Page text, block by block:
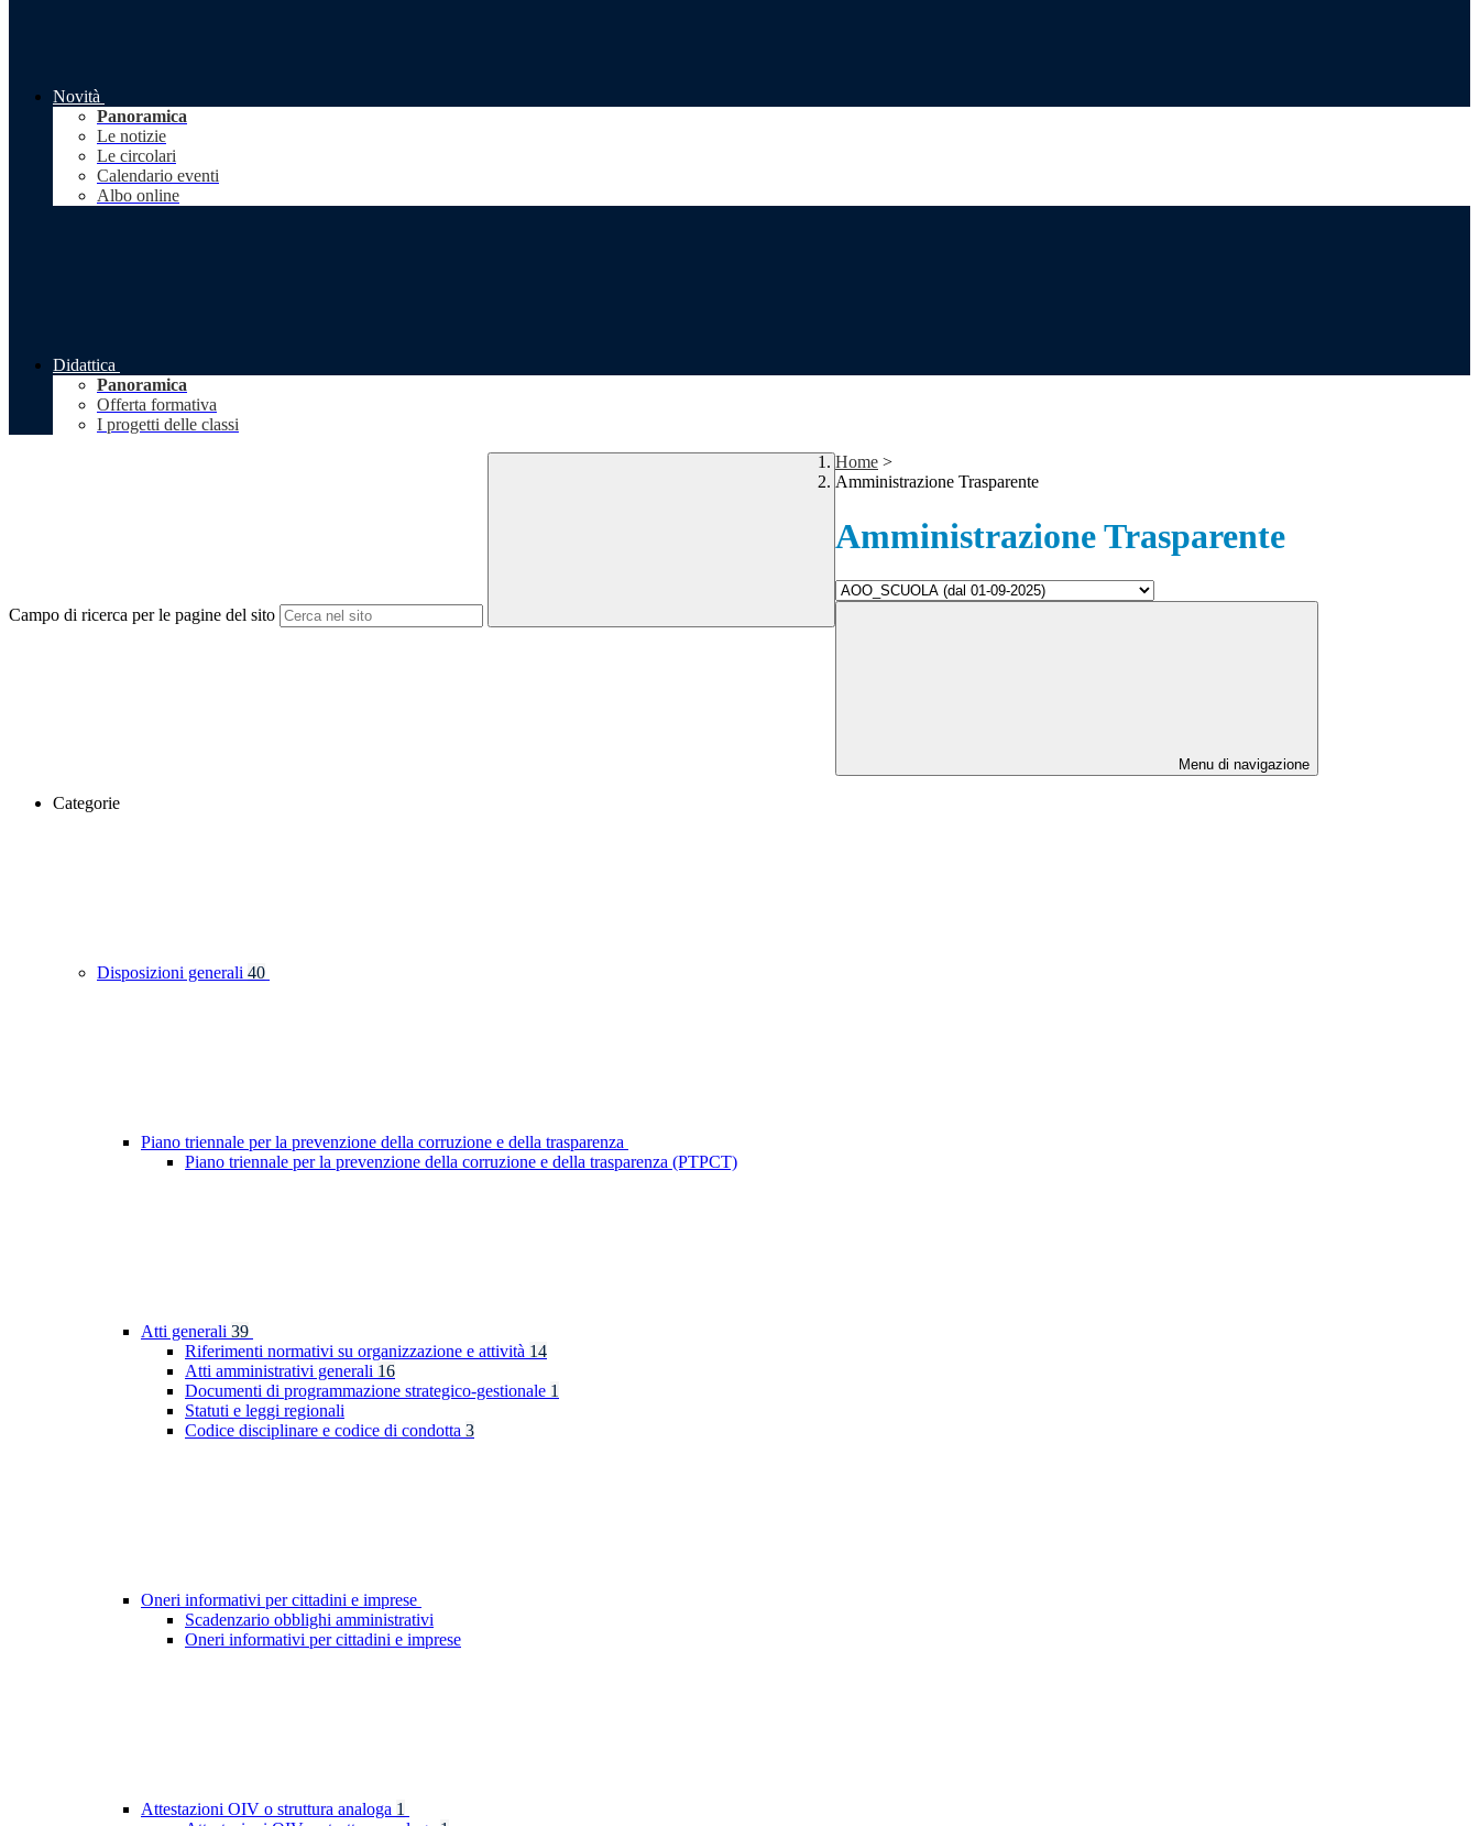
Novità
Panoramica
Le notizie
Le circolari
Calendario eventi
Albo online
Didattica
Panoramica
Offerta formativa
I progetti delle classi
Campo di ricerca per le pagine del sito
Home >
Amministrazione Trasparente
Amministrazione Trasparente
Menu di navigazione
Categorie
Disposizioni generali 40
Piano triennale per la prevenzione della corruzione e della trasparenza
Piano triennale per la prevenzione della corruzione e della trasparenza (PTPCT)
Atti generali 39
Riferimenti normativi su organizzazione e attività 14
Atti amministrativi generali 16
Documenti di programmazione strategico-gestionale 1
Statuti e leggi regionali
Codice disciplinare e codice di condotta 3
Oneri informativi per cittadini e imprese
Scadenzario obblighi amministrativi
Oneri informativi per cittadini e imprese
Attestazioni OIV o struttura analoga 1